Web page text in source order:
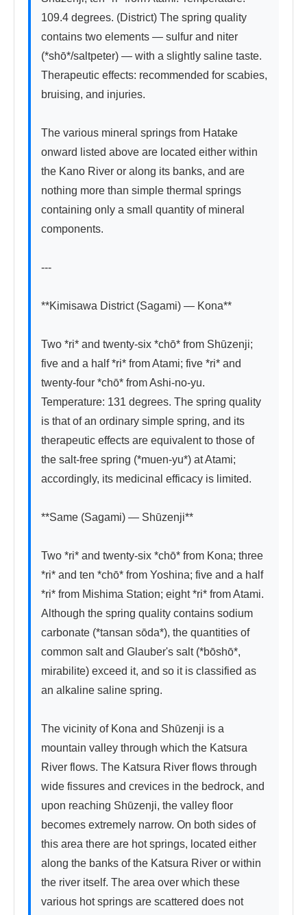
109.4 degrees. (District) The spring quality
contains two elements — sulfur and niter
(*shō*/saltpeter) — with a slightly saline taste.
Therapeutic effects: recommended for scabies,
bruising, and injuries.
The various mineral springs from Hatake
onward listed above are located either within
the Kano River or along its banks, and are
nothing more than simple thermal springs
containing only a small quantity of mineral
components.
---
**Kimisawa District (Sagami) — Kona**
Two *ri* and twenty-six *chō* from Shūzenji;
five and a half *ri* from Atami; five *ri* and
twenty-four *chō* from Ashi-no-yu.
Temperature: 131 degrees. The spring quality
is that of an ordinary simple spring, and its
therapeutic effects are equivalent to those of
the salt-free spring (*muen-yu*) at Atami;
accordingly, its medicinal efficacy is limited.
**Same (Sagami) — Shūzenji**
Two *ri* and twenty-six *chō* from Kona; three
*ri* and ten *chō* from Yoshina; five and a half
*ri* from Mishima Station; eight *ri* from Atami.
Although the spring quality contains sodium
carbonate (*tansan sōda*), the quantities of
common salt and Glauber's salt (*bōshō*,
mirabilite) exceed it, and so it is classified as
an alkaline saline spring.
The vicinity of Kona and Shūzenji is a
mountain valley through which the Katsura
River flows. The Katsura River flows through
wide fissures and crevices in the bedrock, and
upon reaching Shūzenji, the valley floor
becomes extremely narrow. On both sides of
this area there are hot springs, located either
along the banks of the Katsura River or within
the river itself. The area over which these
various hot springs are scattered does not